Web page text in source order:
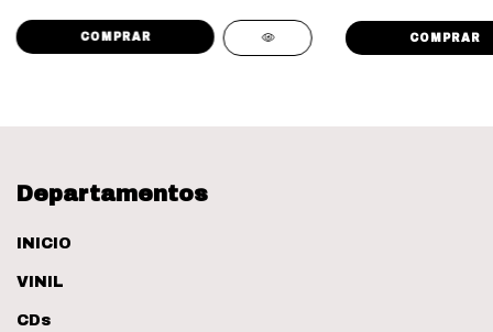
Departamentos
INICIO
VINIL
CDs